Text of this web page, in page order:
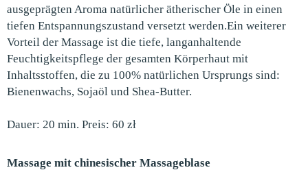
ausgeprägten Aroma natürlicher ätherischer Öle in einen
tiefen Entspannungszustand versetzt werden.Ein weiterer
Vorteil der Massage ist die tiefe, langanhaltende
Feuchtigkeitspflege der gesamten Körperhaut mit
Inhaltsstoffen, die zu 100% natürlichen Ursprungs sind:
Bienenwachs, Sojaöl und Shea-Butter.
Dauer: 20 min. Preis: 60 zł
Massage mit chinesischer Massageblase